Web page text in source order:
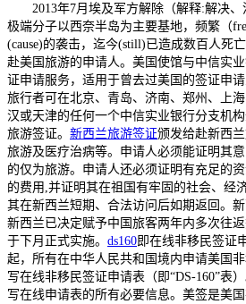
2013年7月埃及军方解除（解释:解决、
极端分子以西奈半岛为主要基地，频繁（
(cause)的袭击，迄今(still)已造成数百人死亡
赴美国旅游的申请人。美国使馆与中信实
证申请服务，适用于曾去过美国的签证申
旅行者可在北京、青岛、济南、郑州、上
汉或天津的任何一个中信实业银行分支机
旅游签证。 新西兰旅游签证颁发给赴新西
旅游及医疗治病等。申请人必须能证明其
的仅为旅游。申请人还必须证明有充足的
的费用,并证明其在祖国有牢固的社会、经
其在新西兰短期、合法访问后如期返回。新
新西兰已决定赋予中国旅客两年内多次往
于下月正式实施。 ds160即在线非移民签证
起，所有在中华人民共和国境内申请美国
写在线非移民签证申请表（即“DS-160”表
写在线申请表的所有必要信息。美签是美